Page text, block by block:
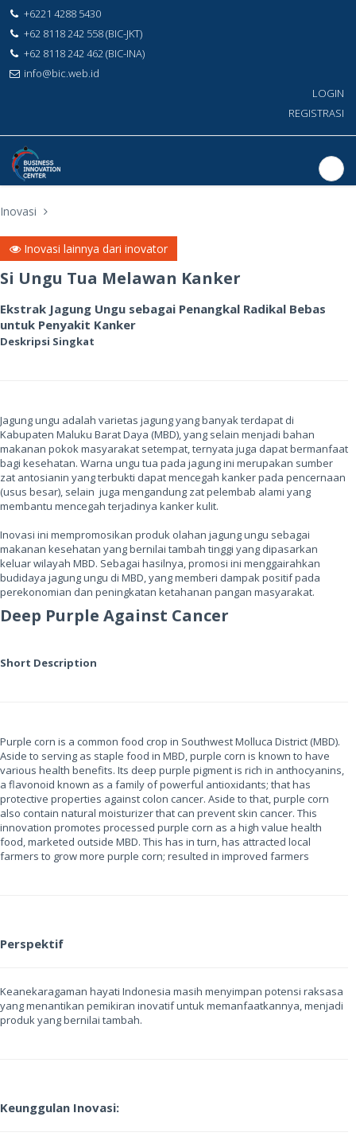
+6221 4288 5430
+62 8118 242 558 (BIC-JKT)
+62 8118 242 462 (BIC-INA)
info@bic.web.id
LOGIN
REGISTRASI
Inovasi
Inovasi lainnya dari inovator
Si Ungu Tua Melawan Kanker
Ekstrak Jagung Ungu sebagai Penangkal Radikal Bebas
untuk Penyakit Kanker
Deskripsi Singkat
Jagung ungu adalah varietas jagung yang banyak terdapat di
Kabupaten Maluku Barat Daya (MBD), yang selain menjadi bahan
makanan pokok masyarakat setempat, ternyata juga dapat bermanfaat
bagi kesehatan. Warna ungu tua pada jagung ini merupakan sumber
zat antosianin yang terbukti dapat mencegah kanker pada pencernaan
(usus besar), selain juga mengandung zat pelembab alami yang
membantu mencegah terjadinya kanker kulit.
Inovasi ini mempromosikan produk olahan jagung ungu sebagai
makanan kesehatan yang bernilai tambah tinggi yang dipasarkan
keluar wilayah MBD. Sebagai hasilnya, promosi ini menggairahkan
budidaya jagung ungu di MBD, yang memberi dampak positif pada
perekonomian dan peningkatan ketahanan pangan masyarakat.
Deep Purple Against Cancer
Short Description
Purple corn is a common food crop in Southwest Molluca District (MBD).
Aside to serving as staple food in MBD, purple corn is known to have
various health benefits. Its deep purple pigment is rich in anthocyanins,
a flavonoid known as a family of powerful antioxidants; that has
protective properties against colon cancer. Aside to that, purple corn
also contain natural moisturizer that can prevent skin cancer. This
innovation promotes processed purple corn as a high value health
food, marketed outside MBD. This has in turn, has attracted local
farmers to grow more purple corn; resulted in improved farmers
Perspektif
Keanekaragaman hayati Indonesia masih menyimpan potensi raksasa
yang menantikan pemikiran inovatif untuk memanfaatkannya, menjadi
produk yang bernilai tambah.
Keunggulan Inovasi: